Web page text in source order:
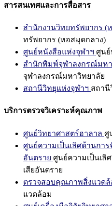
สารสนเทศและการสื่อสาร
สำนักงานวิทยทรัพยากร (
ทรัพยากร (หอสมุดกลาง)
ศูนย์หนังสือแห่งจุฬาฯ ศูนย์
สำนักพิมพ์จุฬาลงกรณ์มห
จุฬาลงกรณ์มหาวิทยาลัย
สถานีวิทยุแห่งจุฬาฯ สถานี
บริการตรวจวิเคราะห์คุณภาพ
ศูนย์วิทยาศาสตร์ฮาลาล ศู
ศูนย์ความเป็นเลิศด้านการ
อันตราย ศูนย์ความเป็นเลิ
เสียอันตราย
ตรวจสอบคุณภาพสิ่งแวดล้
แวดล้อม